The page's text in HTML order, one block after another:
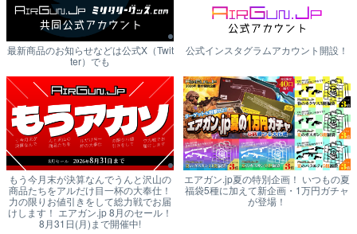
最新商品のお知らせなどは公式X（Twit
ter）でも
公式インスタグラムアカウント開設！
もう今月末が決算なんでうんと沢山の
商品たちをアルだけ目一杯の大奉仕！
力の限りお値引きをして総力戦でお届
けします！ エアガン.jp 8月のセール！
8月31日(月)まで開催中!
エアガン.jp夏の特別企画！ いつもの夏
福袋5種に加えて新企画・1万円ガチャ
が登場！